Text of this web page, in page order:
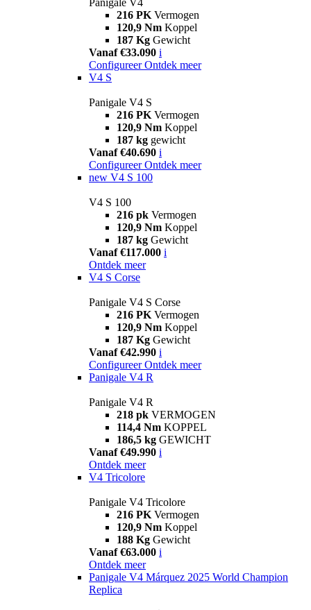
216 PK Vermogen
120,9 Nm Koppel
187 Kg Gewicht
Vanaf €33.090 i
Configureer Ontdek meer
V4 S
Panigale V4 S
216 PK Vermogen
120,9 Nm Koppel
187 kg gewicht
Vanaf €40.690 i
Configureer Ontdek meer
new V4 S 100
V4 S 100
216 pk Vermogen
120,9 Nm Koppel
187 kg Gewicht
Vanaf €117.000 i
Ontdek meer
V4 S Corse
Panigale V4 S Corse
216 PK Vermogen
120,9 Nm Koppel
187 Kg Gewicht
Vanaf €42.990 i
Configureer Ontdek meer
Panigale V4 R
Panigale V4 R
218 pk VERMOGEN
114,4 Nm KOPPEL
186,5 kg GEWICHT
Vanaf €49.990 i
Ontdek meer
V4 Tricolore
Panigale V4 Tricolore
216 PK Vermogen
120,9 Nm Koppel
188 Kg Gewicht
Vanaf €63.000 i
Ontdek meer
Panigale V4 Márquez 2025 World Champion
Replica